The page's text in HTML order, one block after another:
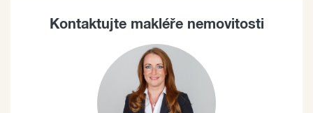
Kontaktujte makléře nemovitosti